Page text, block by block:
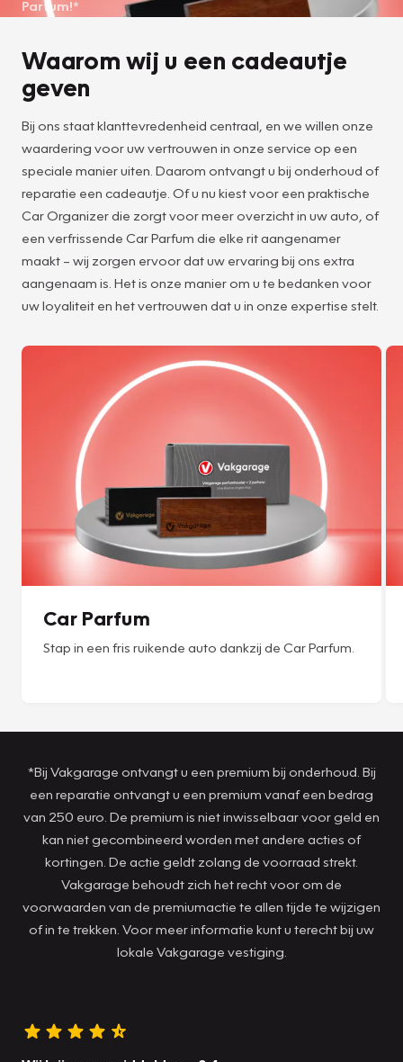
Parfum!*
Waarom wij u een cadeautje
geven
Bij ons staat klanttevredenheid centraal, en we willen onze
waardering voor uw vertrouwen in onze service op een
speciale manier uiten. Daarom ontvangt u bij onderhoud of
reparatie een cadeautje. Of u nu kiest voor een praktische
Car Organizer die zorgt voor meer overzicht in uw auto, of
een verfrissende Car Parfum die elke rit aangenamer
maakt – wij zorgen ervoor dat uw ervaring bij ons extra
aangenaam is. Het is onze manier om u te bedanken voor
uw loyaliteit en het vertrouwen dat u in onze expertise stelt.
Car Parfum
Stap in een fris ruikende auto dankzij de Car Parfum.
*Bij Vakgarage ontvangt u een premium bij onderhoud. Bij
een reparatie ontvangt u een premium vanaf een bedrag
van 250 euro. De premium is niet inwisselbaar voor geld en
kan niet gecombineerd worden met andere acties of
kortingen. De actie geldt zolang de voorraad strekt.
Vakgarage behoudt zich het recht voor om de
voorwaarden van de premiumactie te allen tijde te wijzigen
of in te trekken. Voor meer informatie kunt u terecht bij uw
lokale Vakgarage vestiging.